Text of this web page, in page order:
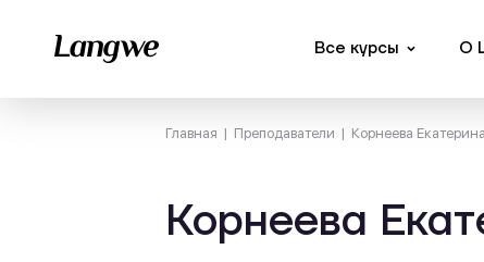
Все курсы О
Главная Преподаватели Корнеева Екатерина
Корнеева